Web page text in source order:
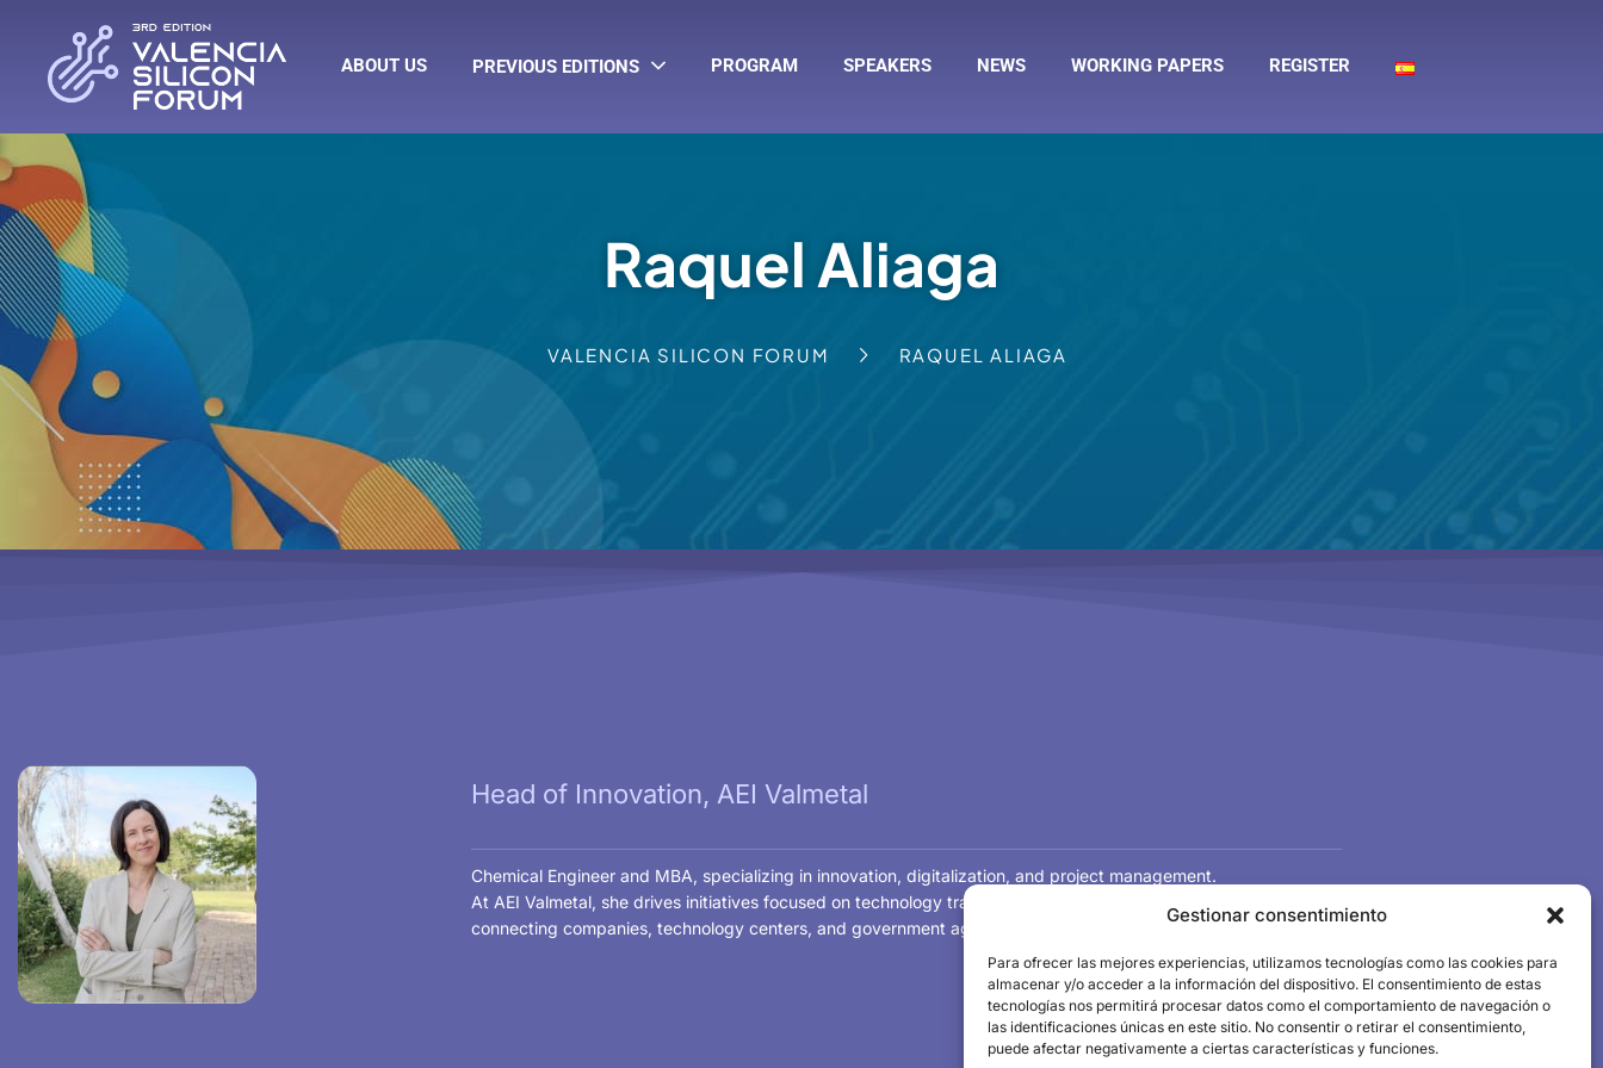
Gestionar consentimiento
Para ofrecer las mejores experiencias, utilizamos tecnologías como las cookies para
almacenar y/o acceder a la información del dispositivo. El consentimiento de estas
tecnologías nos permitirá procesar datos como el comportamiento de navegación o
las identificaciones únicas en este sitio. No consentir o retirar el consentimiento,
puede afectar negativamente a ciertas características y funciones.
ABOUT US PREVIOUS EDITIONS PROGRAM SPEAKERS NEWS WORKING PAPERS REGISTER
Raquel Aliaga
VALENCIA SILICON FORUM RAQUEL ALIAGA
Head of Innovation, AEI Valmetal
Chemical Engineer and MBA, specializing in innovation, digitalization, and project management.
At AEI Valmetal, she drives initiatives focused on technology transfer and industrial competitiveness,
connecting companies, technology centers, and government agencies to strengthen Valencia’s industrial base.